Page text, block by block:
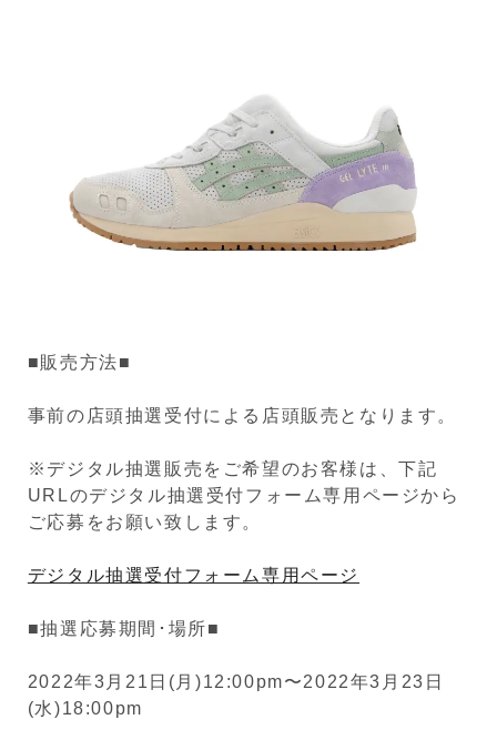
■販売方法■
事前の店頭抽選受付による店頭販売となります。
※デジタル抽選販売をご希望のお客様は、下記
URLのデジタル抽選受付フォーム専用ページから
ご応募をお願い致します。
デジタル抽選受付フォーム専用ページ
■抽選応募期間･場所■
2022年3月21日(月)12:00pm〜2022年3月23日
(水)18:00pm